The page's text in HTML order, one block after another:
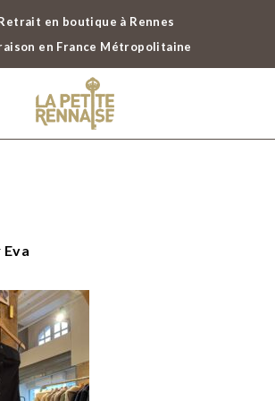
en boutique à Rennes
en France Métropolitaine
Eva